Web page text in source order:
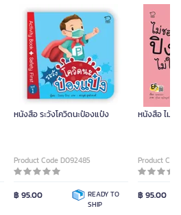
หนังสือ ระวังโควิดนะป๋องแป๋ง
Product Code D092485
฿ 95.00
READY TO
SHIP
หนังสือ ไม่ช
Product
฿ 95.00